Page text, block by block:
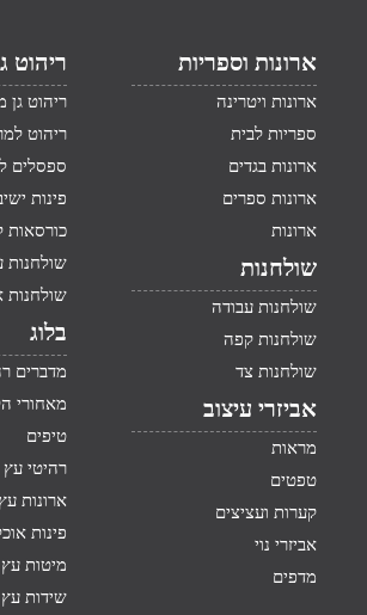
ארונות וספריות
ארונות ויטרינה
ספריות לבית
ארונות בגדים
ארונות ספרים
ארונות
שולחנות
שולחנות עבודה
שולחנות קפה
שולחנות צד
אביזרי עיצוב
מראות
טפטים
קערות ועציצים
אביזרי נוי
מדפים
ריהוט
ריהוט
ריהוט
ספסלים
פינות
כורסאות
שולחנות
שולחנות
בלוג
מדברים
מאחורי
טיפים
רהיטי עץ
ארונות
פינות
מיטות עץ
שידות עץ